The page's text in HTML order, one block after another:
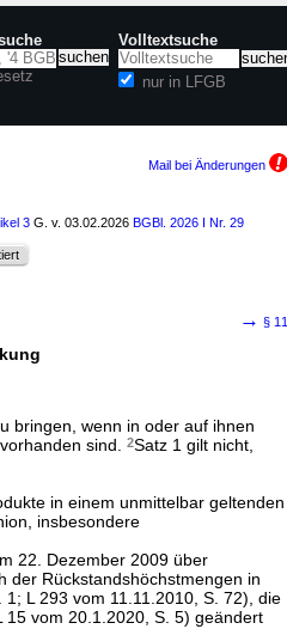
Volltextsuche
nur in LFGB
Mail bei Änderungen
3 G. v. 03.02.2026 BGBl. 2026 I Nr. 29
→ § 11
bringen, wenn in oder auf ihnen
sind.
2Satz 1 gilt nicht,
in einem unmittelbar geltenden
insbesondere
22. Dezember 2009 über
der Rückstandshöchstmengen in
L 293 vom 11.11.2010, S. 72), die
15 vom 20.1.2020, S. 5) geändert